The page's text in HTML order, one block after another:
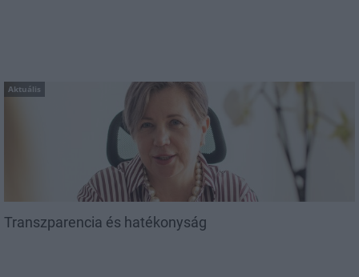
Aktuális
Transzparencia és hatékonyság